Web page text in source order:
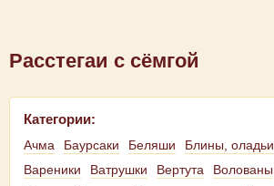
Расстегаи с сёмгой
Категории:
Ачма Баурсаки Беляши Блины, оладьи
Вареники
Ватрушки Вертута Волованы